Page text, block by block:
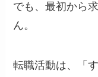
でも、最初から
ん。
転職活動は、「